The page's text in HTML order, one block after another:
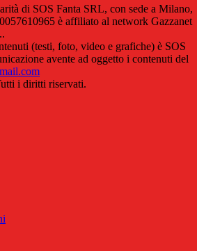
di SOS Fanta SRL, con sede a Milano,
è affiliato al network Gazzanet
(testi, foto, video e grafiche) è SOS
avente ad oggetto i contenuti del
i diritti riservati.